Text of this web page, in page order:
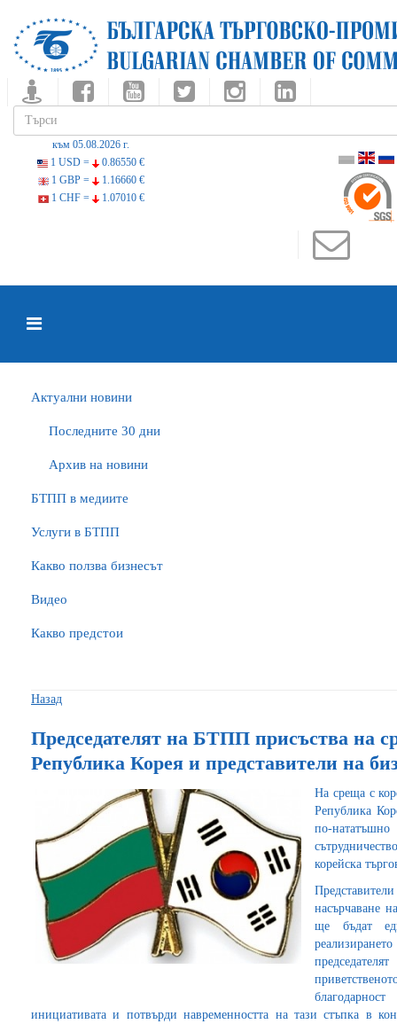
към 05.08.2026 г.
1 USD =
0.86550 €
1 GBP =
1.16660 €
1 CHF =
1.07010 €
Актуални новини
Последните 30 дни
Архив на новини
БTПП в медиите
Услуги в БТПП
Какво ползва бизнесът
Видео
Какво предстои
Назад
Председателят на БТПП присъства на
Република Корея и представители на
На среща с
Република
по-
корейска
насърчаване
ще бъдат
инициативата и потвърди навременността на тази стъпка в